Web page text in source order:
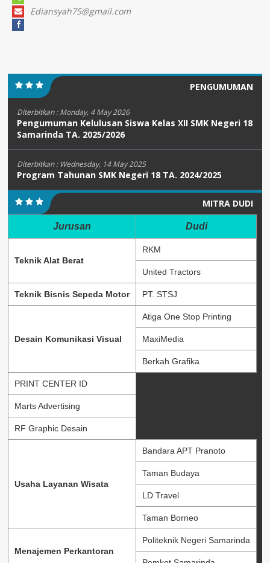
Ediansyah75@gmail.com
PENGUMUMAN
Diterbitkan :Monday, 4 May 2026
Pengumuman Kelulusan Siswa Kelas XII SMK Negeri 18
Samarinda TA. 2025/2026
Diterbitkan : Wednesday, 14 May 2025
Program Tahunan SMK Negeri 18 TA. 2024/2025
MITRA DUDI
Jurusan Dudi
Teknik Alat Berat
RKM
United Tractors
Teknik Bisnis Sepeda Motor PT. STSJ
Desain Komunikasi Visual
Atiga One Stop Printing
MaxiMedia
Berkah Grafika
PRINT CENTER ID
Marts Advertising
RF Graphic Desain
Usaha Layanan Wisata
Bandara APT Pranoto
Taman Budaya
LD Travel
Taman Borneo
Menajemen Perkantoran
Politeknik Negeri Samarinda